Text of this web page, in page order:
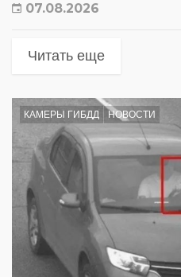
07.08.2026
Читать еще
КАМЕРЫ ГИБДД НОВОСТИ